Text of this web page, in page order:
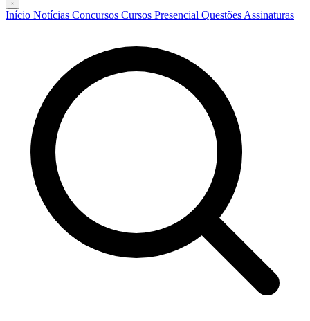
Início Notícias Concursos Cursos Presencial Questões Assinaturas